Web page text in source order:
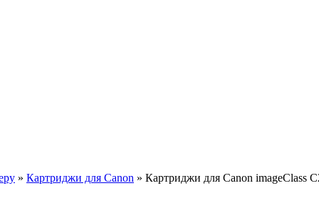
» Картриджи для Canon » Картриджи для Canon imageClass